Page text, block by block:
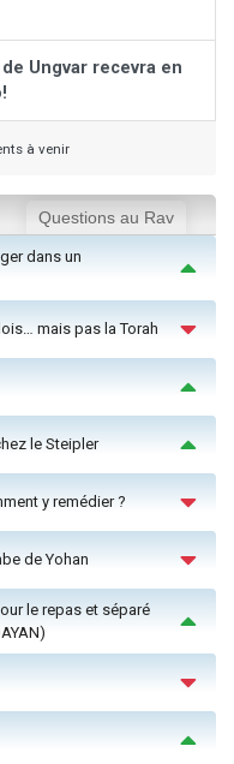
Ungvar recevra en
à venir
Questions au Rav
dans un
mais pas la Torah
le Steipler
y remédier ?
de Yohan
le repas et séparé